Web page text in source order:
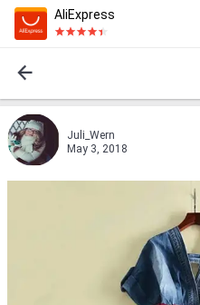
AliExpress
Juli_Wern
May 3, 2018